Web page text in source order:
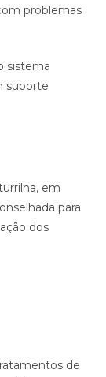
problemas
sistema
suporte
em
para
dos
de